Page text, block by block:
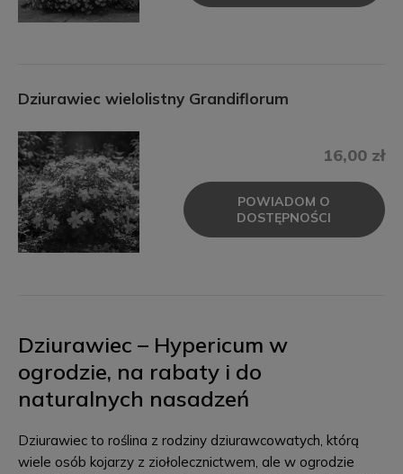
Dziurawiec wielolistny Grandiflorum
16,00 zł
POWIADOM O
DOSTĘPNOŚCI
Dziurawiec – Hypericum w
ogrodzie, na rabaty i do
naturalnych nasadzeń
Dziurawiec to roślina z rodziny dziurawcowatych, którą
wiele osób kojarzy z ziołolecznictwem, ale w ogrodzie